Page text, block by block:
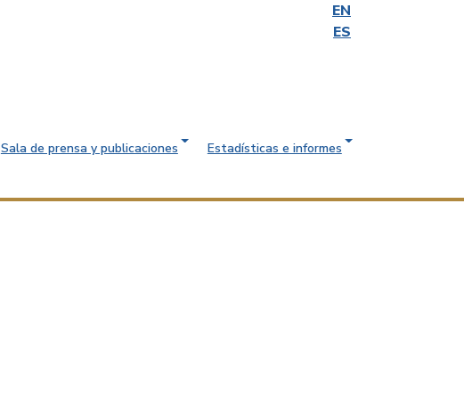
EN
ES
Sala de prensa y publicaciones
Estadísticas e informes